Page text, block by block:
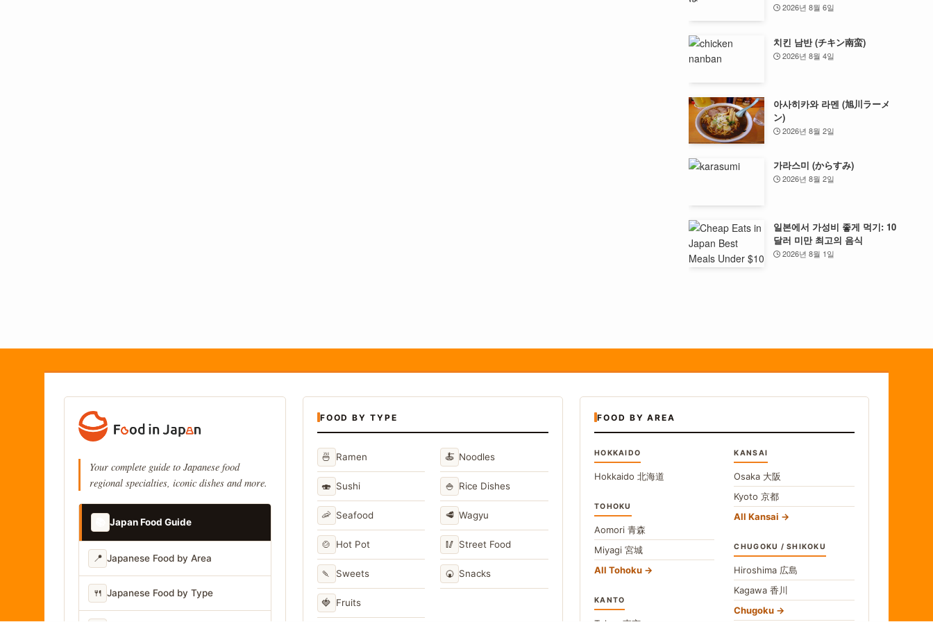
2026년 8월 6일
치킨 남반 (チキン南蛮)
2026년 8월 4일
아사히카와 라멘 (旭川ラーメ
ン)
2026년 8월 2일
가라스미 (からすみ)
2026년 8월 2일
일본에서 가성비 좋게 먹기: 10
달러 미만 최고의 음식
2026년 8월 1일
Your complete guide to Japanese food
regional specialties, iconic dishes and more.
Japan Food Guide
📍 Japanese Food by Area
🍴 Japanese Food by Type
FOOD BY TYPE
🍜 Ramen 🍝 Noodles
🍣 Sushi 🍚 Rice Dishes
🦐 Seafood 🥩 Wagyu
🍲 Hot Pot 🥢 Street Food
🍡 Sweets 🍘 Snacks
🍓 Fruits
FOOD BY AREA
HOKKAIDO
Hokkaido 北海道
TOHOKU
Aomori 青森
Miyagi 宮城
All Tohoku
KANTO
KANSAI
Osaka 大阪
Kyoto京都
All Kansai
CHUGOKU / SHIKOKU
Hiroshima 広島
Kagawa香川
Chugoku